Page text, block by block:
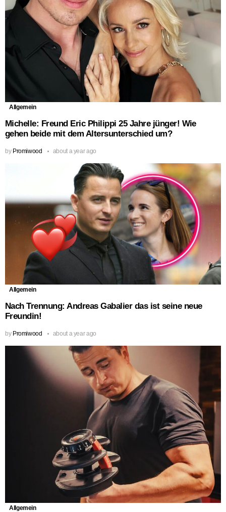
Allgemein
Michelle: Freund Eric Philippi 25 Jahre jünger! Wie
gehen beide mit dem Altersunterschied um?
by Promiwood about a year ago
Allgemein
Nach Trennung: Andreas Gabalier das ist seine neue
Freundin!
by Promiwood about a year ago
Allgemein